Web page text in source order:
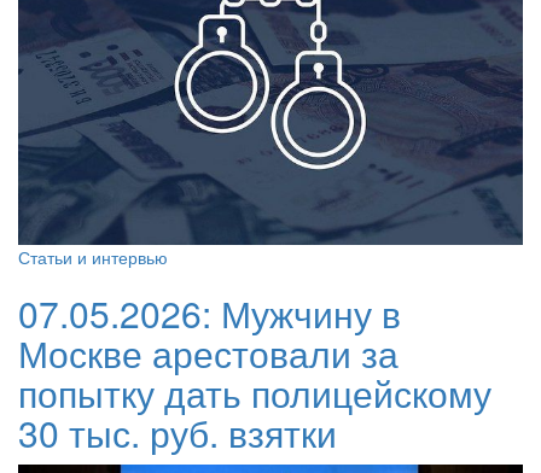
Статьи и интервью
07.05.2026: Мужчину в
Москве арестовали за
попытку дать полицейскому
30 тыс. руб. взятки